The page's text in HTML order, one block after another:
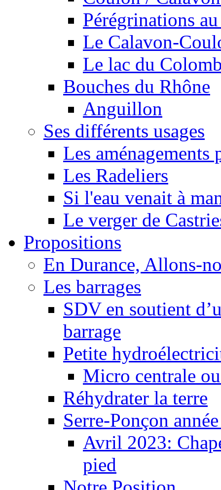
Pérégrinations
Le Calavon-
Le lac du
Bouches du Rhône
Anguillon
Ses différents usages
Les
Les Radeliers
Si l'eau venait à
Le verger de
Propositions
En Durance, Allons-
Les barrages
SDV en soutient
barrage
Petite
Micro centrale
Réhydrater la terre
Serre-Ponçon
Avril 2023:
pied